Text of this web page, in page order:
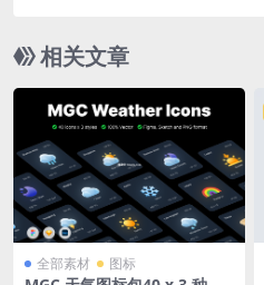
相关文章
全部素材 图标